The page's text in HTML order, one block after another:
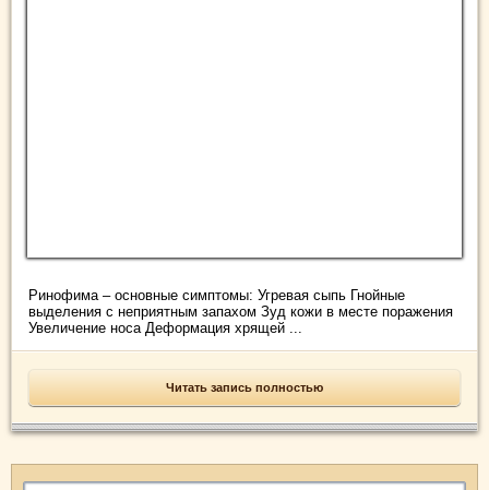
Ринофима – основные симптомы: Угревая сыпь Гнойные
выделения с неприятным запахом Зуд кожи в месте поражения
Увеличение носа Деформация хрящей ...
Читать запись полностью